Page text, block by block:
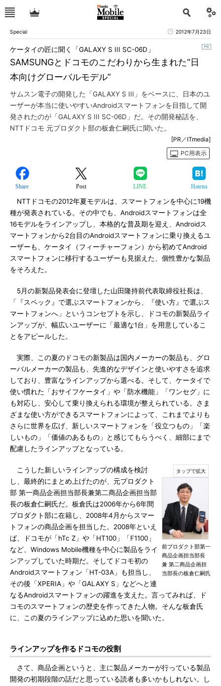
Special 2012年7月23日
SAMSUNGとドコモのこだわりから生まれた“日
本向けグローバルモデル”
ケータイの匠に聞く「GALAXY S III SC-06D」
サムスン電子の開発した「GALAXY S III」をベースに、日本のユ
ーザーが本当に使いやすいAndroidスマートフォンを目指して開
発されたのが「GALAXY S III SC-06D」だ。その開発秘話を、
NTTドコモ 元プロダクト部の板倉仁嗣氏に聞いた。
[PR／ITmedia]
PC用表示
Share Post LINE Hatena
NTTドコモの2012年夏モデルは、スマートフォンを中心に19機
種が発表されている。その中でも、Androidスマートフォンは全
16モデルをラインアップし、本格的な普及期を迎え、Androidス
マートフォンから2台目のAndroidスマートフォンに乗り換えるユ
ーザーも、ケータイ（フィーチャーフォン）から初めてAndroid
スマートフォンに移行するユーザーも見据えた、個性豊かな製品
をそろえた。
5月の新製品発表会に登壇した山田隆持前代表取締役社長は、
「『スペック』で選ぶスマートフォンから、『使い方』で選ぶス
マートフォンへ」というコンセプトを示し、ドコモの新製品ライ
ンアップが、幅広いユーザーに「最適な1台」を用意しているこ
とをアピールした。
実際、この夏のドコモの新製品は国内メーカーの製品も、グロ
ーバルメーカーの製品も、先進的なデザインと使いやすさを追求
しており、豊富なラインアップから選べる。そして、ケータイで
使い慣れた「おサイフケータイ」や「防水機能」「ワンセグ」に
も対応し、安心して乗り換えられる環境が整えられている。さま
ざまな使い方ができるスマートフォンによって、これまでよりも
さらに世界を広げ、新しいスマートフォンを「役立つもの」「楽
しいもの」「価値のあるもの」と感じてもらうべく、細部にまで
配慮したラインアップとなっている。
前プロダクト部第一
商品企画担当部長
兼 第二商品企画担
当部長の板倉仁嗣氏
こうした新しいラインアップの構成を検討
し、最終的にまとめ上げたのが、元プロダクト
部 第一商品企画担当部長兼第二商品企画担当部
長の板倉仁嗣氏だ。板倉氏は2006年から6年間
プロダクト部に在籍し、2008年4月からスマー
トフォンの商品企画を担当した。2008年といえ
ば、ドコモが「hTc Z」や「HT100」「F1100」
など、Windows Mobile機種を中心に製品をライ
ンアップしていた時期だ。そしてドコモ初の
Androidスマートフォン「HT-03A」も担当し、
その後「XPERIA」や「GALAXY S」などへと連
なるAndroidスマートフォンの躍進を支えた。言ってみれば、ド
コモのスマートフォンの歴史を作ってきた人物。そんな板倉氏
に、この夏のラインアップに込めた思いを聞いた。
ラインアップを作るドコモの役割
さて、商品企画というと、主に製品メーカーが行っている製品
開発の初期段階の話だと思っている読者も多いかもしれない。し